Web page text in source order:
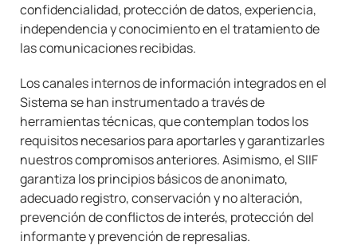
confidencialidad, protección de datos, experiencia,
independencia y conocimiento en el tratamiento de
las comunicaciones recibidas.
Los canales internos de información integrados en el
Sistema se han instrumentado a través de
herramientas técnicas, que contemplan todos los
requisitos necesarios para aportarles y garantizarles
nuestros compromisos anteriores. Asimismo, el SIIF
garantiza los principios básicos de anonimato,
adecuado registro, conservación y no alteración,
prevención de conflictos de interés, protección del
informante y prevención de represalias.